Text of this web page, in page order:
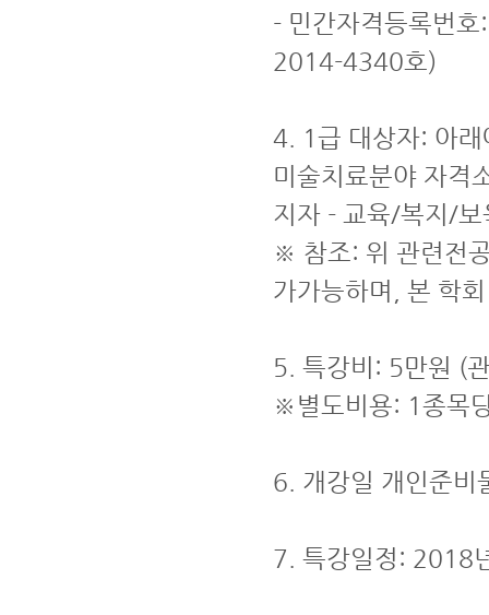
- 민간자격등록번
2014-4340호)
4. 1급 대상자: 아
미술치료분야 자격
지자 - 교육/복지/
※ 참조: 위 관련전
가가능하며, 본 학
5. 특강비: 5만원 (
※별도비용: 1종목
6. 개강일 개인준비
7. 특강일정: 2018